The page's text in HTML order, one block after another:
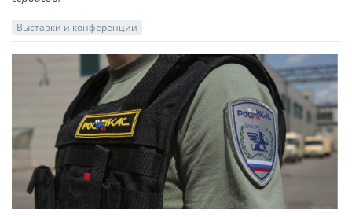
Выставки и конференции